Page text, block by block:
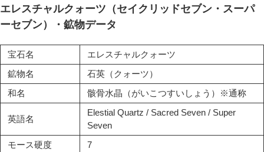
エレスチャルクォーツ（セイクリッドセブン・スーパ
ーセブン）・鉱物データ
宝石名
エレスチャルクォーツ
鉱物名
石英（クォーツ）
和名
骸骨水晶（がいこつすいしょう）※通称
英語名
Elestial Quartz / Sacred Seven / Super
Seven
モース硬度
7